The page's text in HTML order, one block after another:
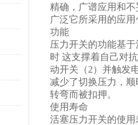
精确，广谱应用和不
广泛它所采用的应
功能
压力开关的功能基
时 这支撑着自己对
动开关（2）并触发
减少了切换压力，
转弯而被扣押。
使用寿命
活塞压力开关的使